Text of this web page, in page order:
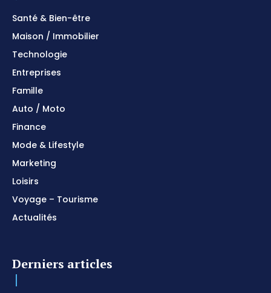
Santé & Bien-être
Maison / Immobilier
Technologie
Entreprises
Famille
Auto / Moto
Finance
Mode & Lifestyle
Marketing
Loisirs
Voyage – Tourisme
Actualités
Derniers articles